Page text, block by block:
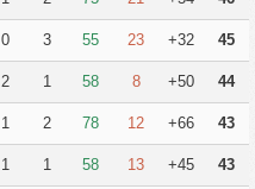
0 3 55 23 +32 45
2 1 58 8 +50 44
1 2 78 12 +66 43
1 1 58 13 +45 43